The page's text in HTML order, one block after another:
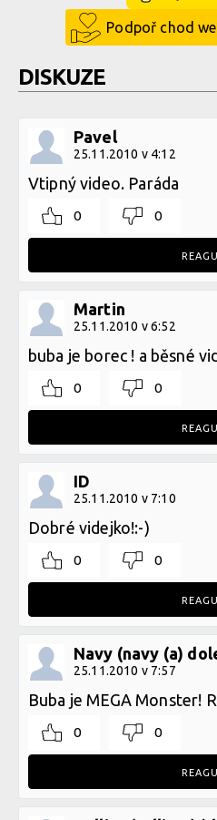
Podpoř chod
DISKUZE
Pavel
25.11.2010 v 4:12
Vtipný video. Paráda
0 0
Martin
25.11.2010 v 6:52
buba je borec ! a běsné
0 0
ID
25.11.2010 v 7:10
Dobré videjko!:-)
0 0
Navy (navy (a)
25.11.2010 v 7:57
Buba je MEGA Monster!
0 0